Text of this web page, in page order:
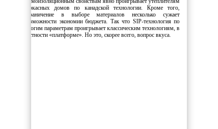
каркасных домов по канадской технологии. Кроме того,
ограничение в выборе материалов несколько сужает
возможности экономии бюджета. Так что SIP-технология по
многим параметрам проигрывает классическим технологиям, в
частности «платформе». Но это, скорее всего, вопрос вкуса.